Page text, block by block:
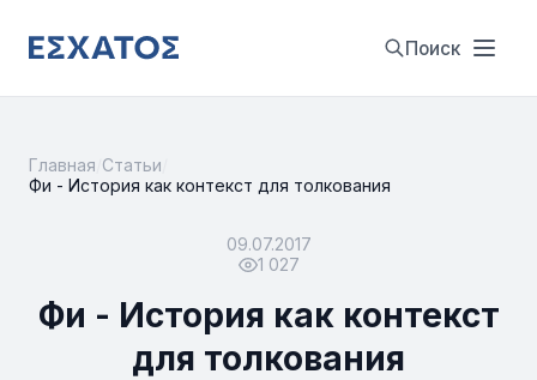
Поиск
Главная Статьи
Фи - История как контекст для толкования
09.07.2017
1 027
Фи - История как контекст
для толкования